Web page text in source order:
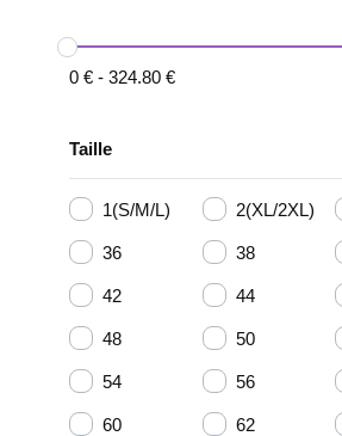
0 € - 324.80 €
Taille
1(S/M/L) 2(XL/2XL)
36 38
42 44
48 50
54 56
60 62